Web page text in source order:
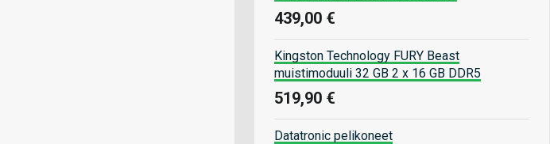
439,00 €
Kingston Technology FURY Beast
muistimoduuli 32 GB 2 x 16 GB DDR5
519,90 €
Datatronic pelikoneet